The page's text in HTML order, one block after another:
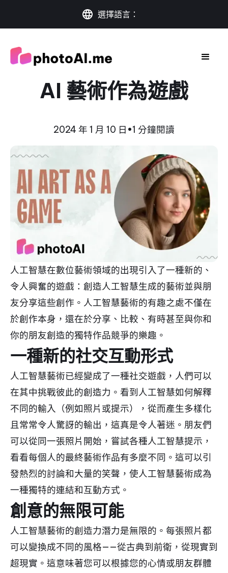
選擇語言：
AI 藝術作為遊戲
2024 年 1 月 10 日 •1 分鐘閱讀
人工智慧在數位藝術領域的出現引入了一種新的、
令人興奮的遊戲：創造人工智慧生成的藝術並與朋
友分享這些創作。人工智慧藝術的有趣之處不僅在
於創作本身，還在於分享、比較、有時甚至與你和
你的朋友創造的獨特作品競爭的樂趣。
一種新的社交互動形式
人工智慧藝術已經變成了一種社交遊戲，人們可以
在其中挑戰彼此的創造力。看到人工智慧如何解釋
不同的輸入（例如照片或提示），從而產生多樣化
且常常令人驚訝的輸出，這真是令人著迷。朋友們
可以從同一張照片開始，嘗試各種人工智慧提示，
看看每個人的最終藝術作品有多麼不同。這可以引
發熱烈的討論和大量的笑聲，使人工智慧藝術成為
一種獨特的連結和互動方式。
創意的無限可能
人工智慧藝術的創造力潛力是無限的。每張照片都
可以變換成不同的風格——從古典到前衛，從現實到
超現實。這意味著您可以根據您的心情或朋友群體